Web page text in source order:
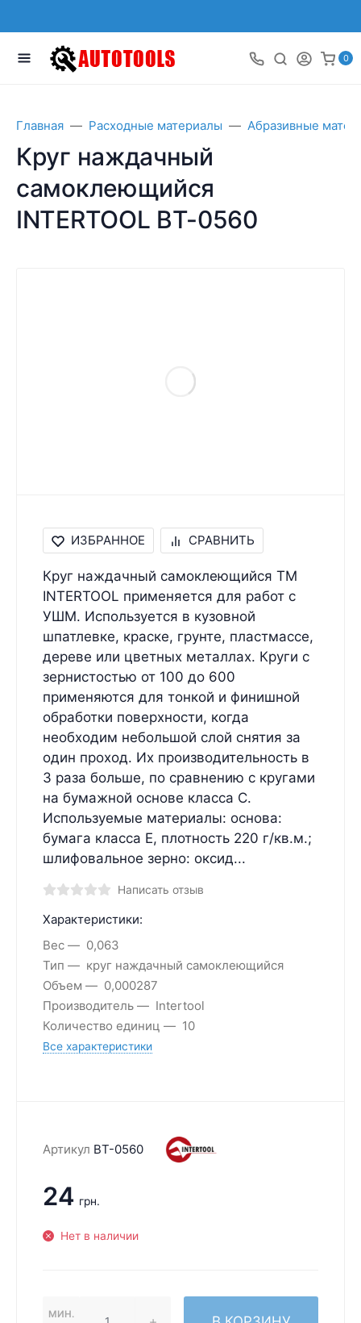
0
Главная Расходные материалы Абразивные
Круг наждачный
самоклеющийся
INTERTOOL BT-0560
ИЗБРАННОЕ СРАВНИТЬ
Круг наждачный самоклеющийся ТМ
INTERTOOL применяется для работ с
УШМ. Используется в кузовной
шпатлевке, краске, грунте, пластмассе,
дереве или цветных металлах. Круги с
зернистостью от 100 до 600
применяются для тонкой и финишной
обработки поверхности, когда
необходим небольшой слой снятия за
один проход. Их производительность в
3 раза больше, по сравнению с кругами
на бумажной основе класса С.
Используемые материалы: основа:
бумага класса Е, плотность 220 г/кв.м.;
шлифовальное зерно: оксид...
Написать отзыв
Характеристики:
Вес
0,063
Тип
круг наждачный самоклеющийся
Объем
0,000287
Производитель
Intertool
Количество единиц
10
Все характеристики
Артикул BT-0560
24 грн.
Нет в наличии
МИН.